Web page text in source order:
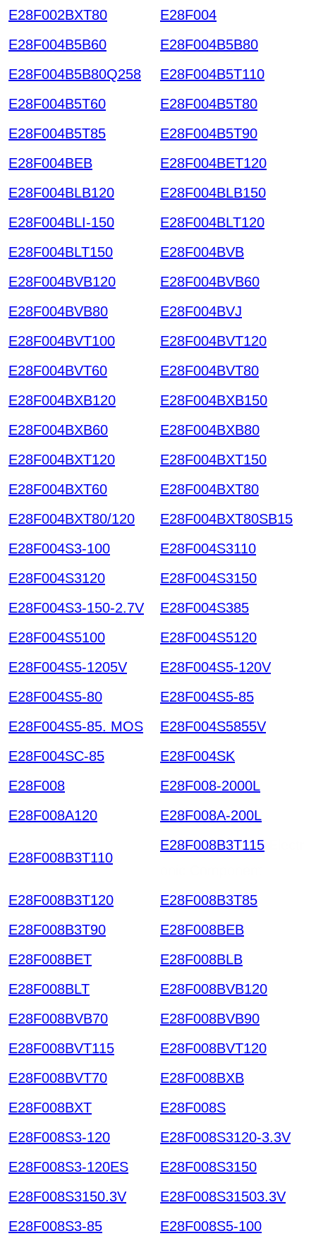
E28F002BXT80
E28F004
E28F004B5B60
E28F004B5B80
E28F004B5B80Q258
E28F004B5T110
E28F004B5T60
E28F004B5T80
E28F004B5T85
E28F004B5T90
E28F004BEB
E28F004BET120
E28F004BLB120
E28F004BLB150
E28F004BLI-150
E28F004BLT120
E28F004BLT150
E28F004BVB
E28F004BVB120
E28F004BVB60
E28F004BVB80
E28F004BVJ
E28F004BVT100
E28F004BVT120
E28F004BVT60
E28F004BVT80
E28F004BXB120
E28F004BXB150
E28F004BXB60
E28F004BXB80
E28F004BXT120
E28F004BXT150
E28F004BXT60
E28F004BXT80
E28F004BXT80/120
E28F004BXT80SB15
E28F004S3-100
E28F004S3110
E28F004S3120
E28F004S3150
E28F004S3-150-2.7V
E28F004S385
E28F004S5100
E28F004S5120
E28F004S5-1205V
E28F004S5-120V
E28F004S5-80
E28F004S5-85
E28F004S5-85. MOS
E28F004S5855V
E28F004SC-85
E28F004SK
E28F008
E28F008-2000L
E28F008A120
E28F008A-200L
E28F008B3T110
E28F008B3T115
E28F008B3T120
E28F008B3T85
E28F008B3T90
E28F008BEB
E28F008BET
E28F008BLB
E28F008BLT
E28F008BVB120
E28F008BVB70
E28F008BVB90
E28F008BVT115
E28F008BVT120
E28F008BVT70
E28F008BXB
E28F008BXT
E28F008S
E28F008S3-120
E28F008S3120-3.3V
E28F008S3-120ES
E28F008S3150
E28F008S3150.3V
E28F008S31503.3V
E28F008S3-85
E28F008S5-100